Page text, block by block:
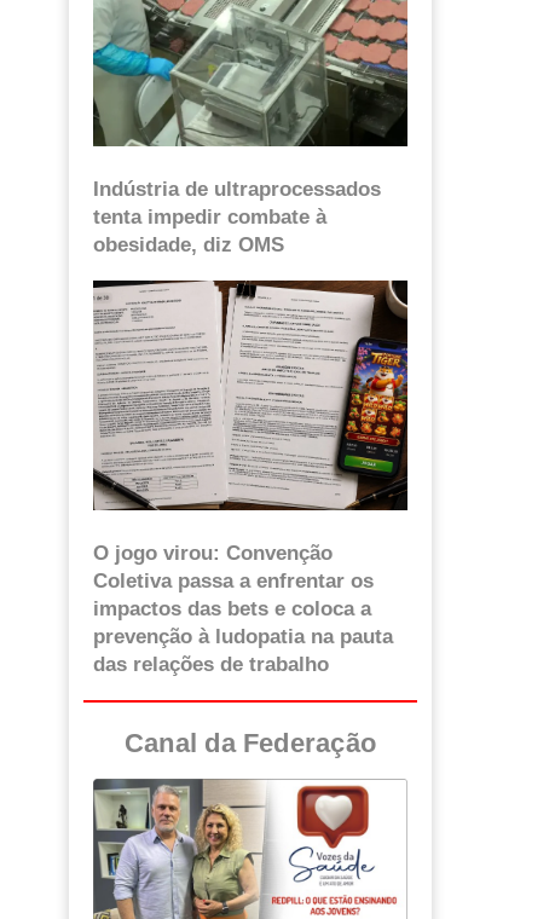
Indústria de ultraprocessados
tenta impedir combate à
obesidade, diz OMS
O jogo virou: Convenção
Coletiva passa a enfrentar os
impactos das bets e coloca a
prevenção à ludopatia na pauta
das relações de trabalho
Canal da Federação